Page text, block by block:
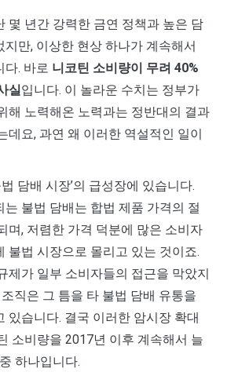
몇 년간 강력한 금연 정책과 높은 담
지만, 이상한 현상 하나가 계속해서
다. 바로 니코틴 소비량이 무려 40%
실입니다. 이 놀라운 수치는 정부가
해 노력해온 노력과는 정반대의 결과
데요, 과연 왜 이러한 역설적인 일이
담배 시장’의 급성장에 있습니다.
는 불법 담배는 합법 제품 가격의 절
며, 저렴한 가격 덕분에 많은 소비자
불법 시장으로 몰리고 있는 것이죠.
제가 일부 소비자들의 접근을 막았지
직은 그 틈을 타 불법 담배 유통을
있습니다. 결국 이러한 암시장 확대
소비량을 2017년 이후 계속해서 늘
하나입니다.